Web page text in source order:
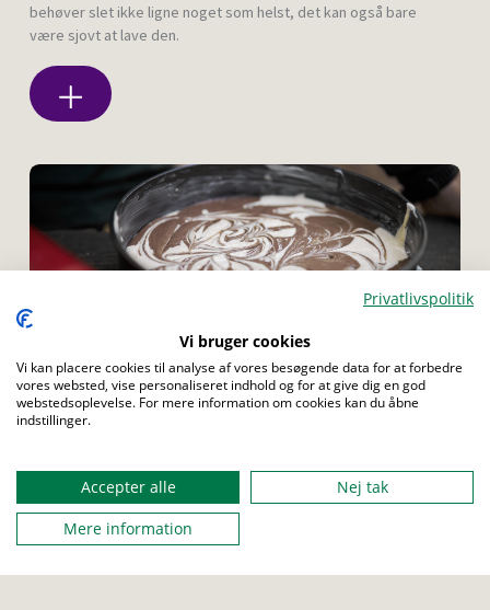
behøver slet ikke ligne noget som helst, det kan også bare
være sjovt at lave den.
Pas på kagen!
De skal passe på kagen mødet igennem og må først til slut dele
Privatlivspolitik
Vi bruger cookies
Vi kan placere cookies til analyse af vores besøgende data for at forbedre
vores websted, vise personaliseret indhold og for at give dig en god
webstedsoplevelse. For mere information om cookies kan du åbne
indstillinger.
Accepter alle
Nej tak
Mere information